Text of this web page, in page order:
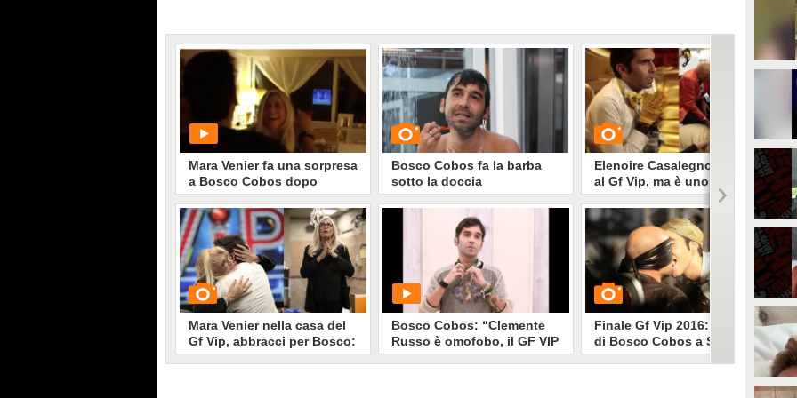
Mara Venier fa una sorpresa
a Bosco Cobos dopo
l'uscita dal Gf Vip
PLAY
3423• di Spettacolo Fanpage
Mara Venier nella casa del
Gf Vip, abbracci per Bosco:
"Sei speciale"
Bosco Cobos fa la barba
sotto la doccia
4698• diSpettacolo Fanpage
Bosco Cobos: “Clemente
Russo è omofobo, il GF VIP
doveva squalificarlo prima"
Elenoire Casalegno sviene
al Gf Vip, ma è uno scherzo
GUARDA
592395• diSpettacolo Fanpage
Finale Gf Vip 2016: il bacio
di Bosco Cobos a Stefano
Bettarini